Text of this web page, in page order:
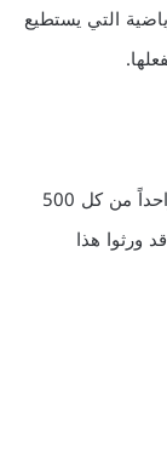
التي يستطيع
يعتقد أن اعتلال عضلة القلب الضخامي يصيب واحداً من كل 500
هذا